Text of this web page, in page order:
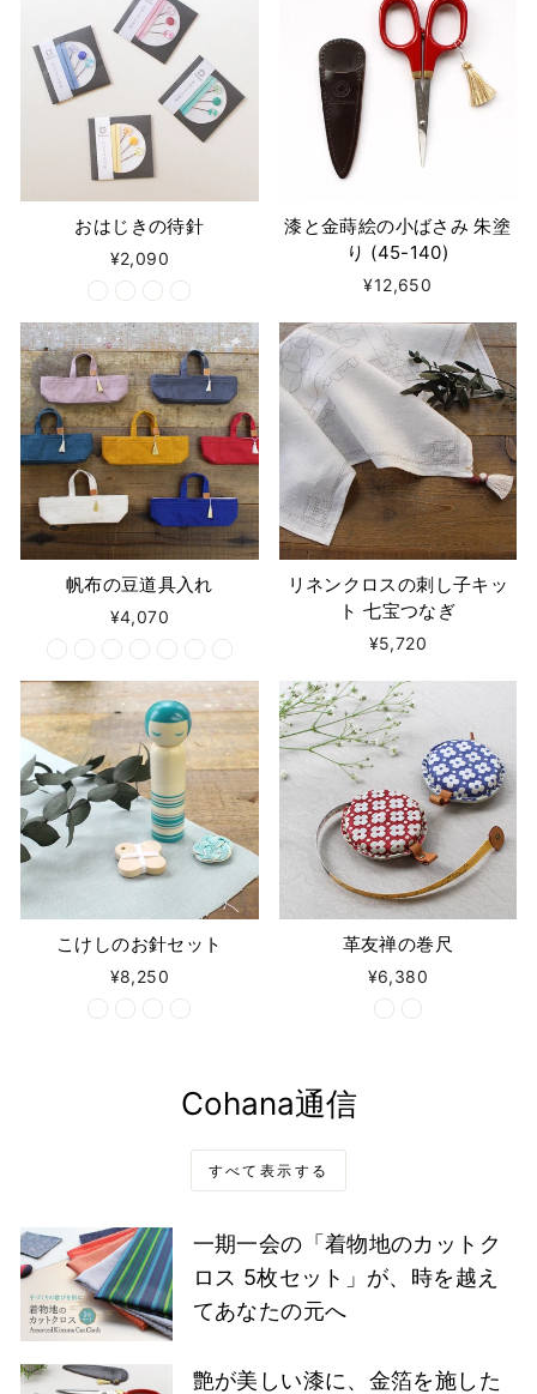
おはじきの待針
¥2,090
漆と金蒔絵の小ばさみ 朱塗
り (45-140)
¥12,650
帆布の豆道具入れ
¥4,070
リネンクロスの刺し子キッ
ト 七宝つなぎ
¥5,720
こけしのお針セット
¥8,250
革友禅の巻尺
¥6,380
Cohana通信
すべて表示する
一期一会の「着物地のカットク
ロス 5枚セット」が、時を越え
てあなたの元へ
艶が美しい漆に、金箔を施した